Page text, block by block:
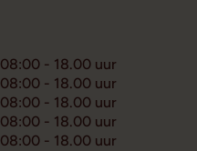
08:00 - 18.00 uur
08:00 - 18.00 uur
08:00 - 18.00 uur
08:00 - 18.00 uur
08:00 - 18.00 uur